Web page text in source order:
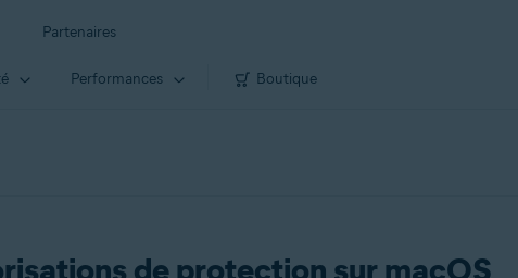
Partenaires
Performances Boutique
de protection sur macOS